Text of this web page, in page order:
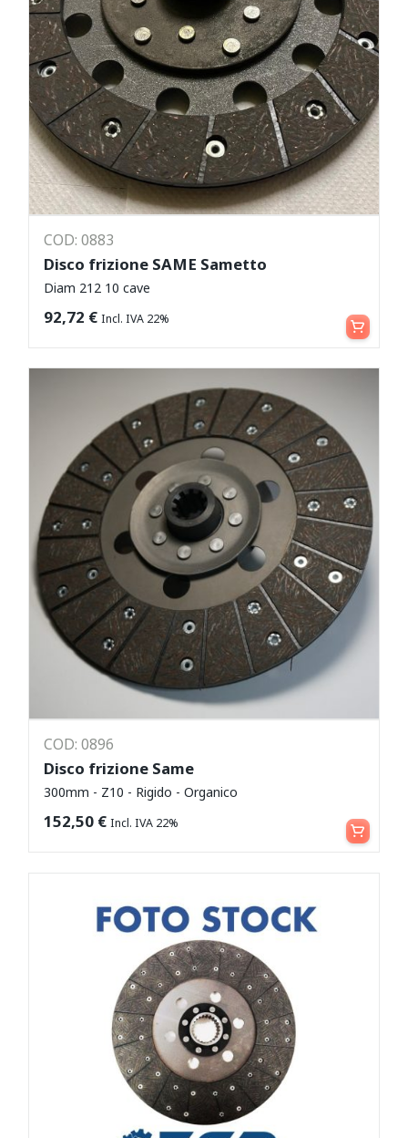
COD: 0883
Disco frizione SAME Sametto
Diam 212 10 cave
92,72 € Incl. IVA 22% Aggiungi al carrello
COD: 0896
Disco frizione Same
300mm - Z10 - Rigido - Organico
152,50 € Incl. IVA 22% Aggiungi al carrello